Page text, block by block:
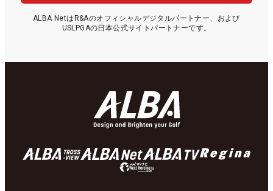
ALBA NetはR&Aのオフィシャルデジタルパートナー、および
USLPGAの日本公式サイトパートナーです。